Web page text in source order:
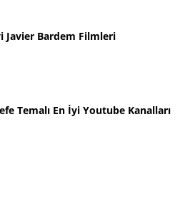
Javier Bardem Filmleri
Temalı En İyi Youtube Kanalları